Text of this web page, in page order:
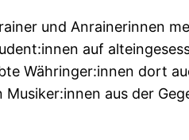
und Anrainerinnen
auf
Währinger:innen dort
aus der